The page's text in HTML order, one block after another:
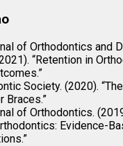
of Orthodontics and
“Retention in
Society. (2020).
Braces.”
of Orthodontics.
Evidence-